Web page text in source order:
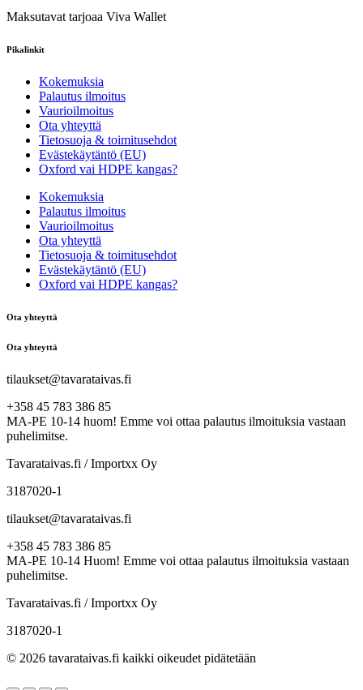
Maksutavat tarjoaa Viva Wallet
Pikalinkit
Kokemuksia
Palautus ilmoitus
Vaurioilmoitus
Ota yhteyttä
Tietosuoja & toimitusehdot
Evästekäytäntö (EU)
Oxford vai HDPE kangas?
Kokemuksia
Palautus ilmoitus
Vaurioilmoitus
Ota yhteyttä
Tietosuoja & toimitusehdot
Evästekäytäntö (EU)
Oxford vai HDPE kangas?
Ota yhteyttä
Ota yhteyttä
tilaukset@tavarataivas.fi
+358 45 783 386 85
MA-PE 10-14 huom! Emme voi ottaa palautus ilmoituksia vastaan
puhelimitse.
Tavarataivas.fi / Importxx Oy
3187020-1
tilaukset@tavarataivas.fi
+358 45 783 386 85
MA-PE 10-14 Huom! Emme voi ottaa palautus ilmoituksia vastaan
puhelimitse.
Tavarataivas.fi / Importxx Oy
3187020-1
© 2026 tavarataivas.fi kaikki oikeudet pidätetään